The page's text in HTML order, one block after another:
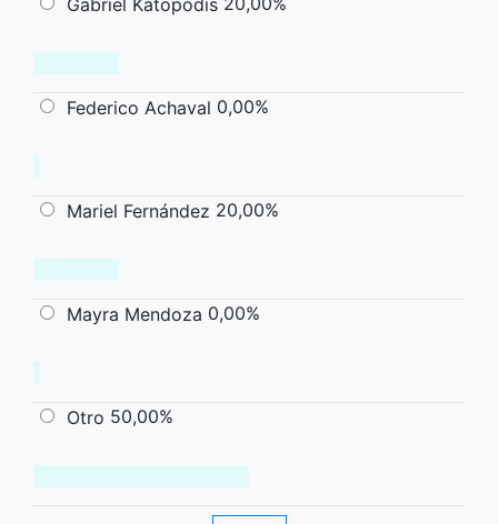
Federico Achaval 0,00%
Mariel Fernández 20,00%
Mayra Mendoza 0,00%
Otro 50,00%